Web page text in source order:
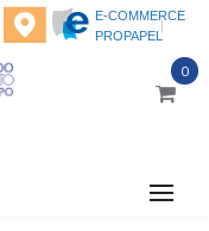
E-COMMERCE
PROPAPEL
0